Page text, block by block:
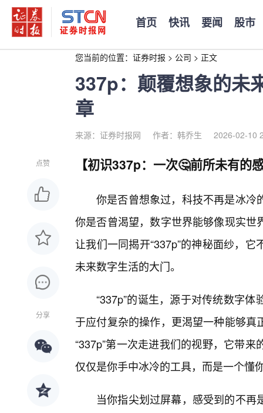
首页 快讯 要闻 股市
您当前的位置： 证券时报 > 公司 > 正文
337p：颠覆想象的未
章
来源：证券时报网 作者：韩乔生 2026-02-10
点赞
分享
【初识337p：一次🤔前所未有的
你是否曾想象过，科技不再是冰冷
你是否曾渴望，数字世界能够像现实
让我们一同揭开“337p”的神秘面纱，
未来数字生活的大门。
“337p”的诞生，源于对传统数字
于应付复杂的操作，更渴望一种能够
“337p”第一次走进我们的视野，它带
仅仅是你手中冰冷的工具，而是一个懂
当你指尖划过屏幕，感受到的不